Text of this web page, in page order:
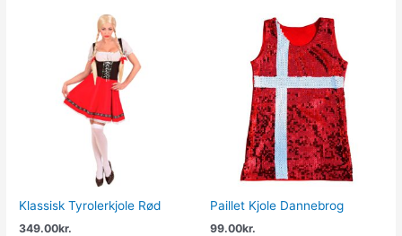
Klassisk Tyrolerkjole Rød
349.00kr.
Paillet Kjole Dannebrog
99.00kr.